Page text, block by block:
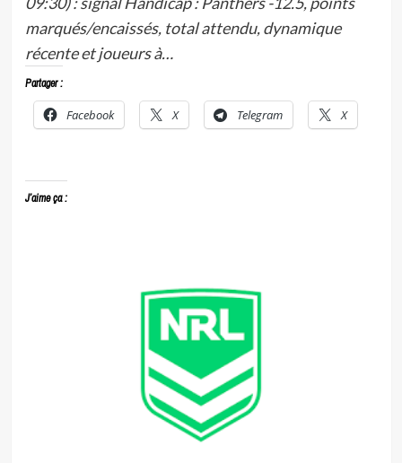
marqués/encaissés, total attendu, dynamique
récente et joueurs à…
Partager :
Facebook X Telegram X
J’aime ça :